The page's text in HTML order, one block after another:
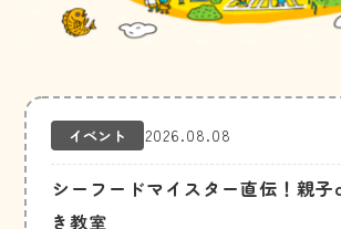
イベント 2026.08.08
シーフードマイスター直伝！親
き教室